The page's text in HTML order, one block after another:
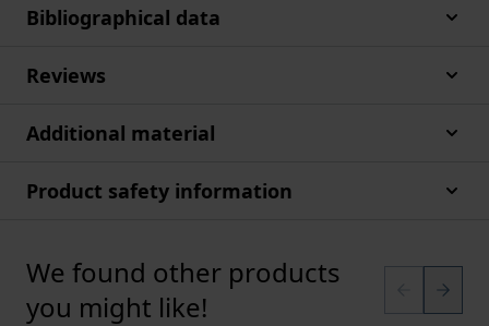
Bibliographical data
Reviews
Additional material
Product safety information
Press to skip carousel
We found other products
you might like!